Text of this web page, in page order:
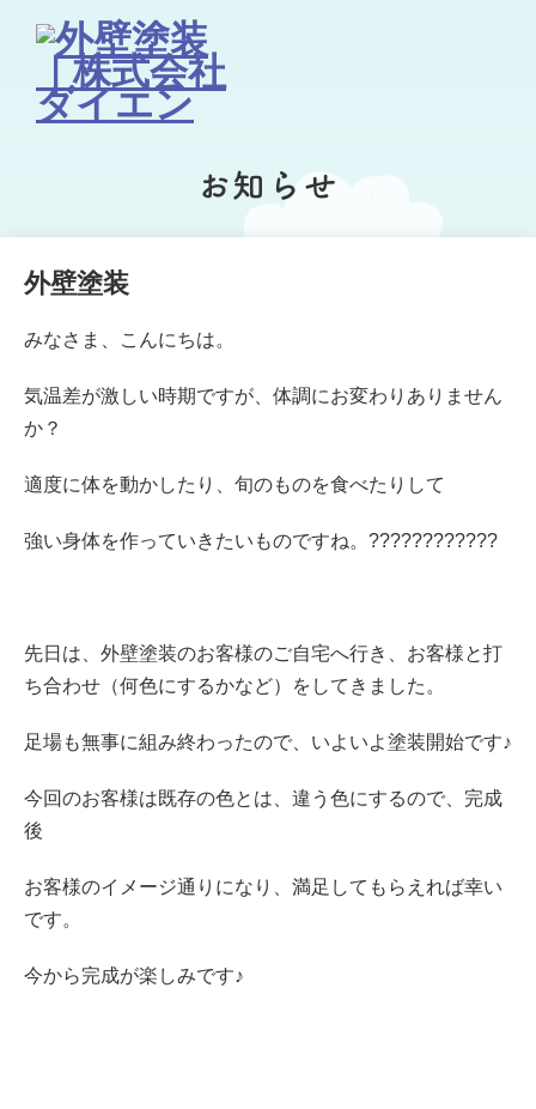
お知らせ
外壁塗装
みなさま、こんにちは。
気温差が激しい時期ですが、体調にお変わりありません
か？
適度に体を動かしたり、旬のものを食べたりして
強い身体を作っていきたいものですね。????????????
先日は、外壁塗装のお客様のご自宅へ行き、お客様と打
ち合わせ（何色にするかなど）をしてきました。
足場も無事に組み終わったので、いよいよ塗装開始です♪
今回のお客様は既存の色とは、違う色にするので、完成
後
お客様のイメージ通りになり、満足してもらえれば幸い
です。
今から完成が楽しみです♪